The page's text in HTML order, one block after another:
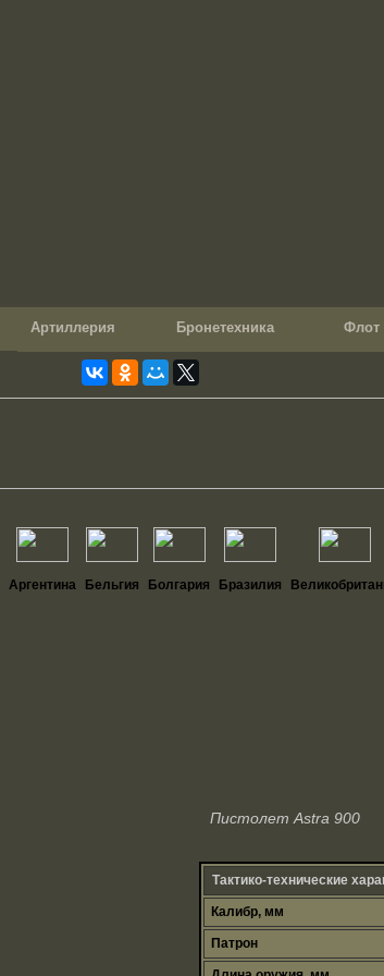
Артиллерия Бронетехника Флот
Аргентина Бельгия Болгария Бразилия
Пистолет Astra 900
Тактико-технические
Калибр, мм
Патрон